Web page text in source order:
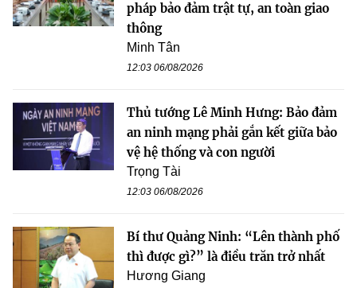
pháp bảo đảm trật tự, an toàn giao
thông
Minh Tân
12:03 06/08/2026
Thủ tướng Lê Minh Hưng: Bảo đảm
an ninh mạng phải gắn kết giữa bảo
vệ hệ thống và con người
Trọng Tài
12:03 06/08/2026
Bí thư Quảng Ninh: “Lên thành phố
thì được gì?” là điều trăn trở nhất
Hương Giang